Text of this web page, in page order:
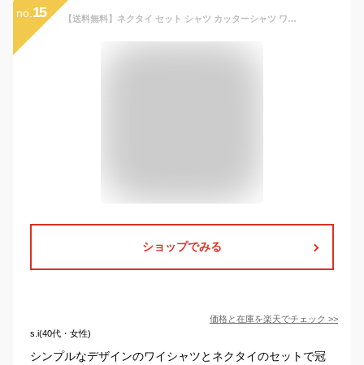
no. 15 【送料無料】ネクタイ セット シャツ カッターシャツ ワイシャツ 長袖 ボタンダウン 角襟 角衿 オックスフォード 綿混 白 ホワイト フォーマル スクールシャツ 入園式 卒園式 入学式 受験 発表会
ショップでみる
価格と在庫を楽天でチェック >>
s.i(40代・女性)
シンプルなデザインのワイシャツとネクタイのセットで冠